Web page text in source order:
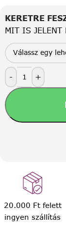
KERETRE
MIT IS JELENT
- +
20.000 Ft felett
ingyen szállítás